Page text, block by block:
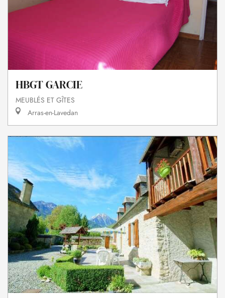
HBGT GARCIE
MEUBLÉS ET GÎTES
Arras-en-Lavedan